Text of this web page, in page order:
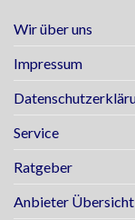
Wir über uns
Impressum
Service
Ratgeber
Anbieter Übersicht